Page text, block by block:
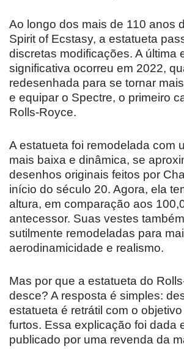
Ao longo dos mais de 110 anos
Spirit of Ecstasy, a estatueta
discretas modificações. A última
significativa ocorreu em 2022,
redesenhada para se tornar
e equipar o Spectre, o primeiro
Rolls-Royce.
A estatueta foi remodelada com
mais baixa e dinâmica, se
desenhos originais feitos por
início do século 20. Agora, ela
altura, em comparação aos
antecessor. Suas vestes
sutilmente remodeladas para
aerodinamicidade e realismo.
Mas por que a estatueta do
desce? A resposta é simples:
estatueta é retrátil com o
furtos. Essa explicação foi dada
publicado por uma revenda da